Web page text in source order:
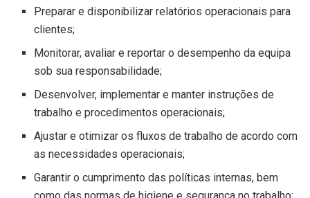
Preparar e disponibilizar relatórios operacionais para
clientes;
Monitorar, avaliar e reportar o desempenho da equipa
sob sua responsabilidade;
Desenvolver, implementar e manter instruções de
trabalho e procedimentos operacionais;
Ajustar e otimizar os fluxos de trabalho de acordo com
as necessidades operacionais;
Garantir o cumprimento das políticas internas, bem